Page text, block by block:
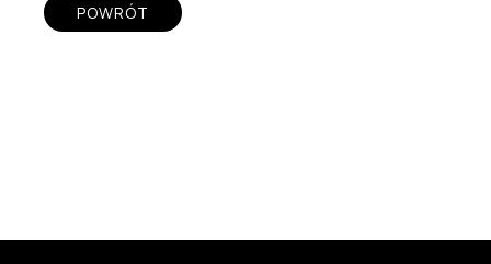
POWRÓT